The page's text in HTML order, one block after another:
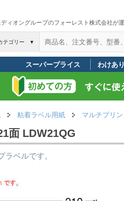
ディオングループのフォーレスト株式会社が
テゴリー ▼
スーパープライス わけあ
粘着ラベル用紙 マルチプリ
面 LDW21QG
ラベルです。